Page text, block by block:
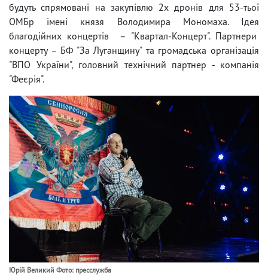
будуть спрямовані на закупівлю 2х дронів для 53-тьої
ОМБр імені князя Володимира Мономаха. Ідея
благодійних концертів – "Квартал-Концерт". Партнери
концерту – БФ "За Луганщину" та громадська організація
"ВПО України", головний технічний партнер - компанія
"Феєрія".
Юрій Великий Фото: пресслужба